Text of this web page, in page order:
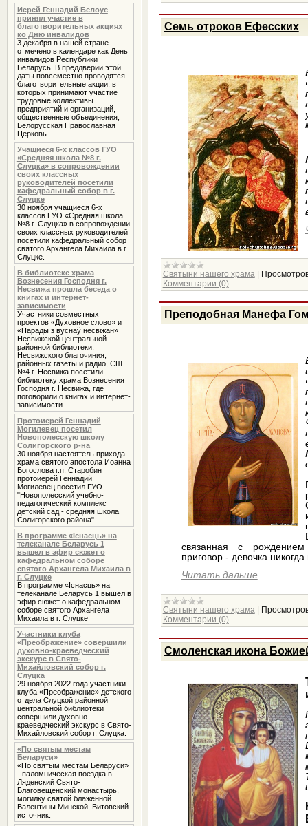
Иерей Геннадий Белоус
принял участие в
благотворительных акциях
ко Дню инвалидов
3 декабря в нашей стране
отмечено в календаре как День
инвалидов Республики
Беларусь. В преддверии этой
даты повсеместно проводятся
благотворительные акции, в
которых принимают участие
трудовые коллективы
предприятий и организаций,
общественные объединения,
Белорусская Православная
Церковь.
Учащиеся 6-х классов ГУО
«Средняя школа №8 г.
Слуцка» в сопровождении
своих классных
руководителей посетили
кафедральный собор в г.
Слуцке
30 ноября учащиеся 6-х
классов ГУО «Средняя школа
№8 г. Слуцка» в сопровождении
своих классных руководителей
посетили кафедральный собор
святого Архангела Михаила в г.
Слуцке.
В библиотеке храма
Вознесения Господня г.
Несвижа прошла беседа о
книгах и интернет-
зависимости
Участники совместных
проектов «Духовное слово» и
«Парады з вуснаў несвіжан»
Несвижской центральной
районной библиотеки,
Несвижского благочиния,
районных газеты и радио, СШ
№4 г. Несвижа посетили
библиотеку храма Вознесения
Господня г. Несвижа, где
поговорили о книгах и интернет-
зависимости.
Протоиерей Геннадий
Могилевец посетил
Новополесскую школу
Солигорского р-на
30 ноября настоятель прихода
храма святого апостола Иоанна
Богослова г.п. Старобин
протоиерей Геннадий
Могилевец посетил ГУО
"Новополесский учебно-
педагогический комплекс
детский сад - средняя школа
Солигорского района".
В программе «Iснасць» на
телеканале Беларусь 1
вышел в эфир сюжет о
кафедральном соборе
святого Архангела Михаила в
г. Слуцке
В программе «Iснасць» на
телеканале Беларусь 1 вышел в
эфир сюжет о кафедральном
соборе святого Архангела
Михаила в г. Слуцке
Участники клуба
«Преображение» совершили
духовно-краеведческий
экскурс в Свято-
Михайловский собор г.
Слуцка
29 ноября 2022 года участники
клуба «Преображение» детского
отдела Слуцкой районной
центральной библиотеки
совершили духовно-
краеведческий экскурс в Свято-
Михайловский собор г. Слуцка.
«По святым местам
Беларуси»
«По святым местам Беларуси»
- паломническая поездка в
Ляденский Свято-
Благовещенский монастырь,
могилку святой блаженной
Валентины Минской, Витовский
источник.
Семь отроков Ефесских
Святыни нашего храма|
Комментарии (0)
Преподобная Манефа
связанная с
приговор - девочка
Читать дальше
Святыни нашего храма|
Комментарии (0)
Смоленская икона